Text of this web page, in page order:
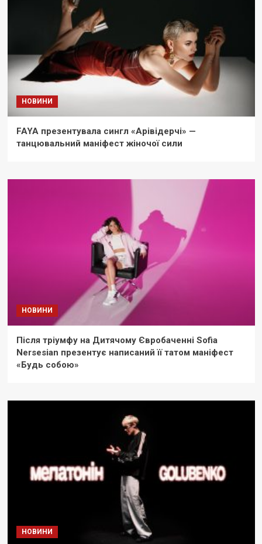
НОВИНИ
FAYA презентувала сингл «Арівідерчі» —
танцювальний маніфест жіночої сили
НОВИНИ
Після тріумфу на Дитячому Євробаченні Sofia
Nersesian презентує написаний її татом маніфест
«Будь собою»
НОВИНИ